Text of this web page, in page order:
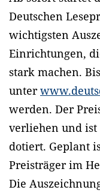
Deutschen
wichtigsten
Einrichtungen,
stark machen.
unter
werden. Der
verliehen und ist
dotiert. Geplant
Preisträger im
Die